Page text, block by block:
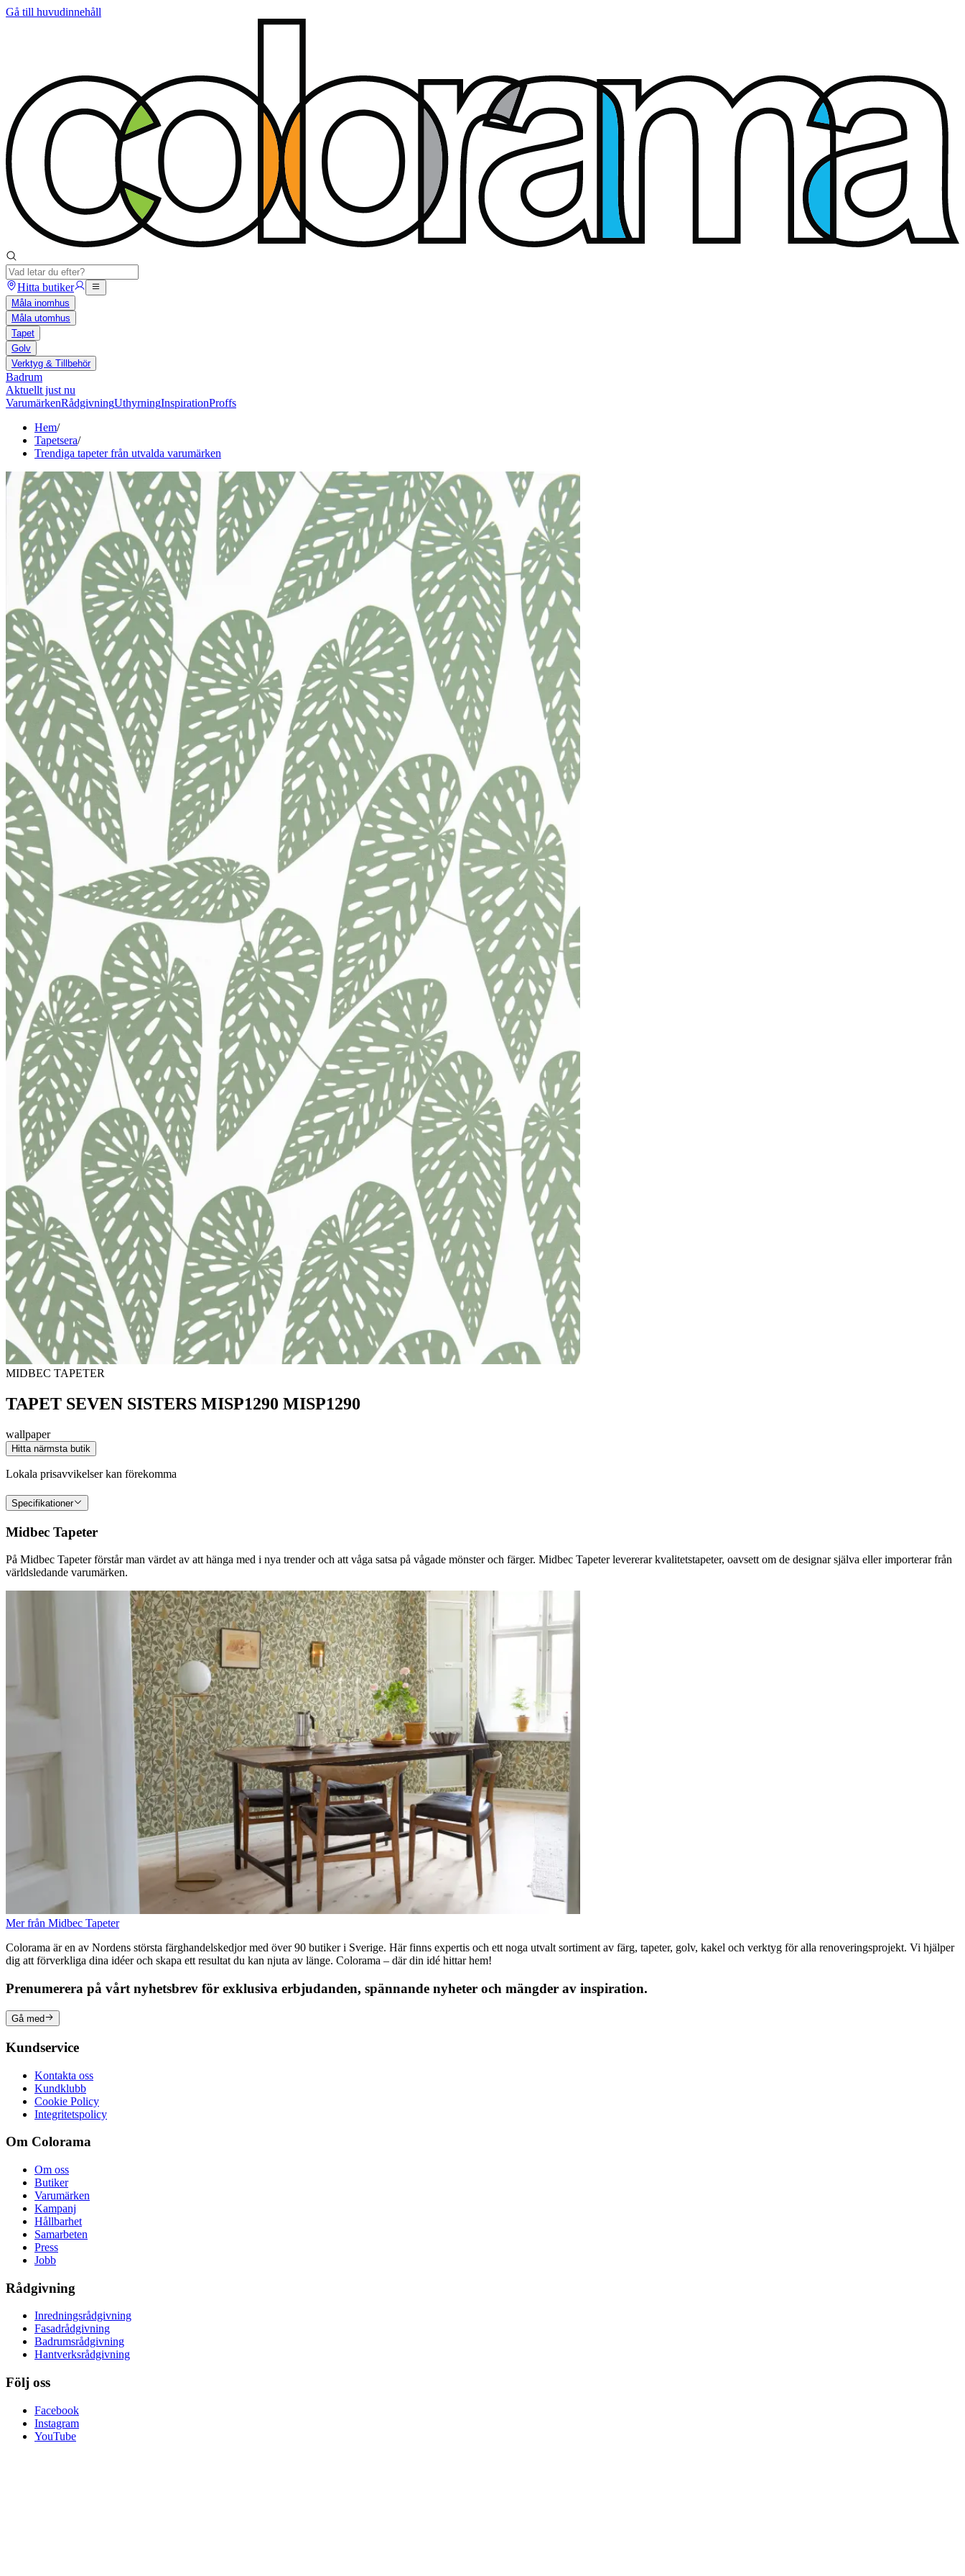
Gå till huvudinnehåll
Hitta butiker
Måla inomhus
Måla utomhus
Tapet
Golv
Verktyg & Tillbehör
Badrum
Aktuellt just nu
VarumärkenRådgivningUthyrningInspirationProffs
Hem/
Tapetsera/
Trendiga tapeter från utvalda varumärken
MIDBEC TAPETER
TAPET SEVEN SISTERS MISP1290 MISP1290
wallpaper
Hitta närmsta butik
Lokala prisavvikelser kan förekomma
Specifikationer
Midbec Tapeter
På Midbec Tapeter förstår man värdet av att hänga med i nya trender och att våga satsa på vågade mönster och färger. Midbec Tapeter levererar kvalitetstapeter, oavsett om de designar själva eller importerar från
världsledande varumärken.
Mer från Midbec Tapeter
Colorama är en av Nordens största färghandelskedjor med över 90 butiker i Sverige. Här finns expertis och ett noga utvalt sortiment av färg, tapeter, golv, kakel och verktyg för alla renoveringsprojekt. Vi hjälper
dig att förverkliga dina idéer och skapa ett resultat du kan njuta av länge. Colorama – där din idé hittar hem!
Prenumerera på vårt nyhetsbrev för exklusiva erbjudanden, spännande nyheter och mängder av inspiration.
Gå med
Kundservice
Kontakta oss
Kundklubb
Cookie Policy
Integritetspolicy
Om Colorama
Om oss
Butiker
Varumärken
Kampanj
Hållbarhet
Samarbeten
Press
Jobb
Rådgivning
Inredningsrådgivning
Fasadrådgivning
Badrumsrådgivning
Hantverksrådgivning
Följ oss
Facebook
Instagram
YouTube